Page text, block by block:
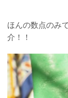
ほんの数点のみ
介！！